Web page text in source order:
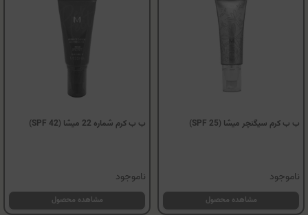
ب ب کرم سیگنچر میشا (SPF 25)
ناموجود
مشاهده محصول
ب ب کرم شماره 22 میشا (SPF 42)
ناموجود
مشاهده محصول